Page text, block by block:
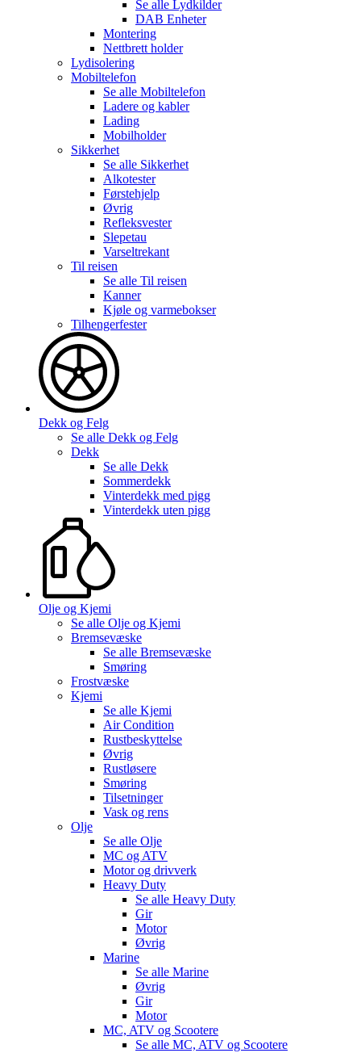
Se alle Lydkilder
DAB Enheter
Montering
Nettbrett holder
Lydisolering
Mobiltelefon
Se alle Mobiltelefon
Ladere og kabler
Lading
Mobilholder
Sikkerhet
Se alle Sikkerhet
Alkotester
Førstehjelp
Øvrig
Refleksvester
Slepetau
Varseltrekant
Til reisen
Se alle Til reisen
Kanner
Kjøle og varmebokser
Tilhengerfester
Dekk og Felg
Se alle Dekk og Felg
Dekk
Se alle Dekk
Sommerdekk
Vinterdekk med pigg
Vinterdekk uten pigg
Olje og Kjemi
Se alle Olje og Kjemi
Bremsevæske
Se alle Bremsevæske
Smøring
Frostvæske
Kjemi
Se alle Kjemi
Air Condition
Rustbeskyttelse
Øvrig
Rustløsere
Smøring
Tilsetninger
Vask og rens
Olje
Se alle Olje
MC og ATV
Motor og drivverk
Heavy Duty
Se alle Heavy Duty
Gir
Motor
Øvrig
Marine
Se alle Marine
Øvrig
Gir
Motor
MC, ATV og Scootere
Se alle MC, ATV og Scootere